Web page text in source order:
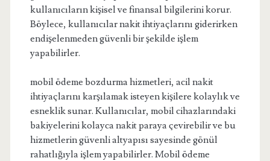
kullanıcıların kişisel ve finansal bilgilerini korur.
Böylece, kullanıcılar nakit ihtiyaçlarını giderirken
endişelenmeden güvenli bir şekilde işlem
yapabilirler.
mobil ödeme bozdurma hizmetleri, acil nakit
ihtiyaçlarını karşılamak isteyen kişilere kolaylık ve
esneklik sunar. Kullanıcılar, mobil cihazlarındaki
bakiyelerini kolayca nakit paraya çevirebilir ve bu
hizmetlerin güvenli altyapısı sayesinde gönül
rahatlığıyla işlem yapabilirler. Mobil ödeme